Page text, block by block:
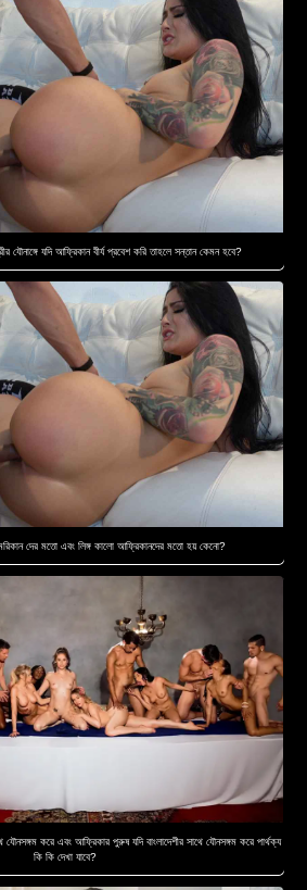
যৌনাঙ্গে যদি আফ্রিকান বীর্য প্রবেশ করি তাহলে সন্তান কেমন হবে?
দের মতো এবং লিঙ্গ কালো আফ্রিকানদের মতো হয় কেনো?
যৌনসঙ্গম করে এবং আফ্রিকার পুরুষ যদি বাংলাদেশীর সাথে যৌনসঙ্গম করে পার্থক্য
কি কি দেখা যাবে?